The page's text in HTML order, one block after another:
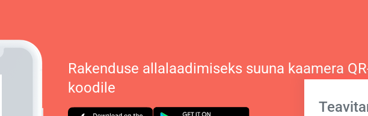
Rakenduse allalaadimiseks suuna kaamera
koodile